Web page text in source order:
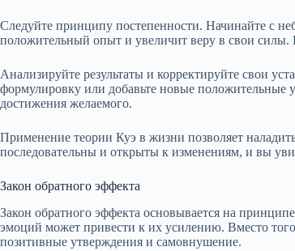
Следуйте принципу постепенности. Начинайте с
положительный опыт и увеличит веру в свои силы.
Анализируйте результаты и корректируйте свои
формулировку или добавьте новые положительные
достижения желаемого.
Применение теории Куэ в жизни позволяет
последовательны и открыты к изменениям, и вы
Закон обратного эффекта
Закон обратного эффекта основывается на
эмоций может привести к их усилению. Вместо
позитивные утверждения и самовнушение.